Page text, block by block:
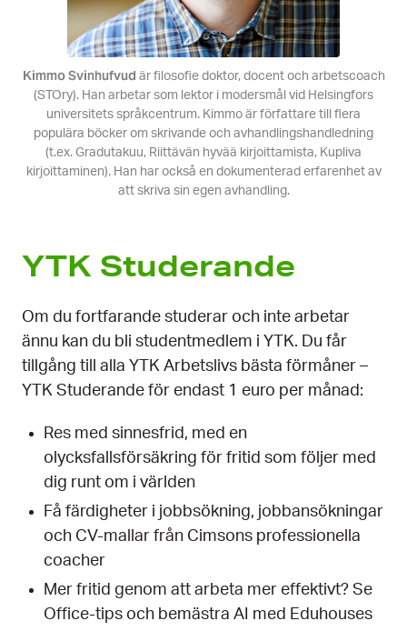
Kimmo Svinhufvud är filosofie doktor, docent och arbetscoach
(STOry). Han arbetar som lektor i modersmål vid Helsingfors
universitets språkcentrum. Kimmo är författare till flera
populära böcker om skrivande och avhandlingshandledning
(t.ex. Gradutakuu, Riittävän hyvää kirjoittamista, Kupliva
kirjoittaminen). Han har också en dokumenterad erfarenhet av
att skriva sin egen avhandling.
YTK Studerande
Om du fortfarande studerar och inte arbetar
ännu kan du bli studentmedlem i YTK. Du får
tillgång till alla YTK Arbetslivs bästa förmåner –
YTK Studerande för endast 1 euro per månad:
Res med sinnesfrid, med en
olycksfallsförsäkring för fritid som följer med
dig runt om i världen
Få färdigheter i jobbsökning, jobbansökningar
och CV-mallar från Cimsons professionella
coacher
Mer fritid genom att arbeta mer effektivt? Se
Office-tips och bemästra AI med Eduhouses